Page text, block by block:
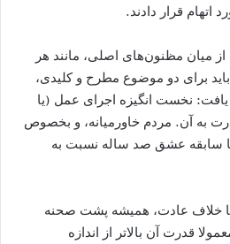
قرار دادند.
میان مظنون‌های اصلی، مانند هر
برای دو موضوع مطرح و کلیدی،
نخست انگیزه اجرای عمل (یا
به آن. مردم خاورمیانه، و بخصوص
سابقه عشق صد ساله نسبت به
یا خلاف عادت، همیشه پشت صحنه
قدرت آن بالاتر از اندازه